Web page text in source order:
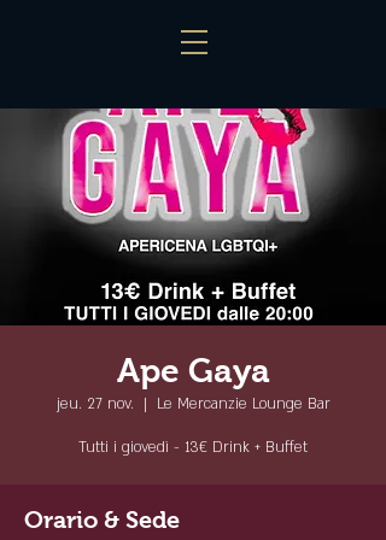
Ape Gaya
jeu. 27 nov.
  |
Le Mercanzie Lounge Bar
Tutti i giovedì - 13€ Drink + Buffet
Orario & Sede